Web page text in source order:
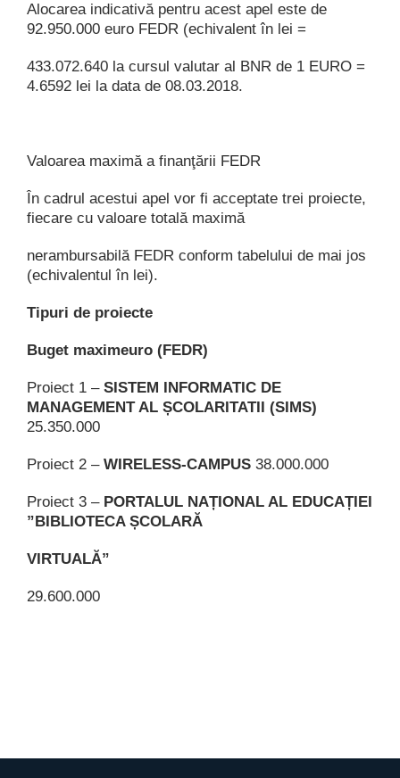
Alocarea indicativă pentru acest apel este de
92.950.000 euro FEDR (echivalent în lei =
433.072.640 la cursul valutar al BNR de 1 EURO =
4.6592 lei la data de 08.03.2018.
Valoarea maximă a finanţării FEDR
În cadrul acestui apel vor fi acceptate trei proiecte,
fiecare cu valoare totală maximă
nerambursabilă FEDR conform tabelului de mai jos
(echivalentul în lei).
Tipuri de proiecte
Buget maximeuro (FEDR)
Proiect 1 – SISTEM INFORMATIC DE
MANAGEMENT AL ȘCOLARITATII (SIMS)
25.350.000
Proiect 2 – WIRELESS-CAMPUS 38.000.000
Proiect 3 – PORTALUL NAȚIONAL AL EDUCAȚIEI
”BIBLIOTECA ȘCOLARĂ
VIRTUALĂ”
29.600.000